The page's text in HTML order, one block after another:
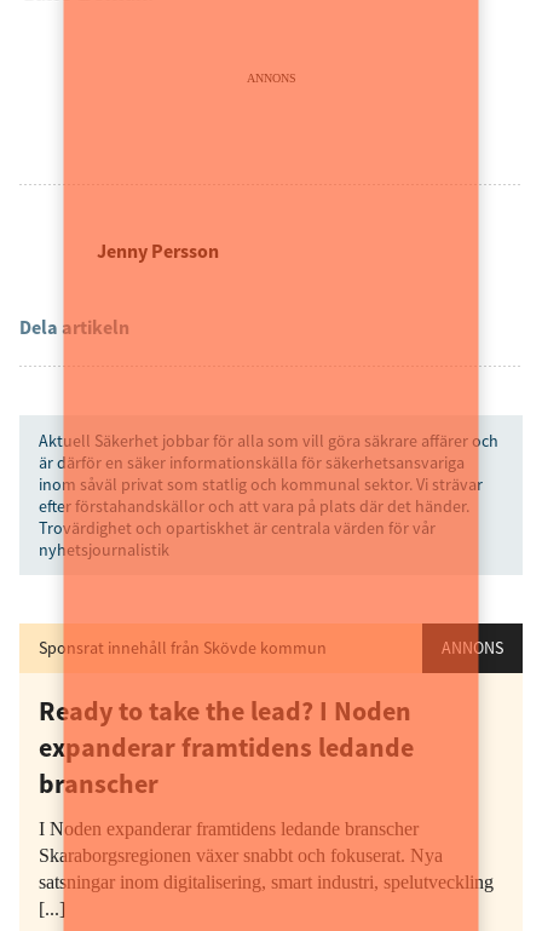
ANNONS
Jenny Persson
Dela artikeln
Aktuell Säkerhet jobbar för alla som vill göra säkrare affärer och
är därför en säker informationskälla för säkerhetsansvariga
inom såväl privat som statlig och kommunal sektor. Vi strävar
efter förstahandskällor och att vara på plats där det händer.
Trovärdighet och opartiskhet är centrala värden för vår
nyhetsjournalistik
Sponsrat innehåll från Skövde kommun ANNONS
Ready to take the lead? I Noden
expanderar framtidens ledande
branscher
I Noden expanderar framtidens ledande branscher
Skaraborgsregionen växer snabbt och fokuserat. Nya
satsningar inom digitalisering, smart industri, spelutveckling
[...]